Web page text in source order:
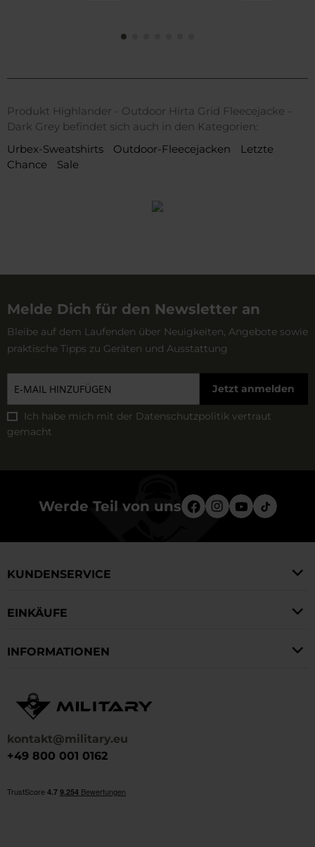
Produkt Highlander - Outdoor Hirta Grid Fleecejacke -
Dark Grey befindet sich auch in den Kategorien:
Urbex-Sweatshirts
Outdoor-Fleecejacken
Letzte
Chance
Sale
Melde Dich für den Newsletter an
Bleibe auf dem Laufenden über Neuigkeiten, Angebote sowie
praktische Tipps zu Geräten und Ausstattung
Jetzt anmelden
Ich habe mich mit der Datenschutzpolitik vertraut
gemacht
Werde Teil von uns
kontakt@military.eu
+49 800 001 0162
KUNDENSERVICE
EINKÄUFE
INFORMATIONEN